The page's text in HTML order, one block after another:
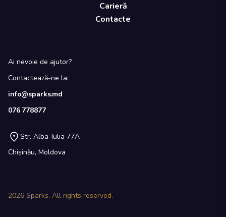
Carieră
Contacte
Ai nevoie de ajutor?
Contactează-ne la:
info@sparks.md
076 778877
Str. Alba-Iulia 77A
Chișinău, Moldova
2026 Sparks. All rights reserved.